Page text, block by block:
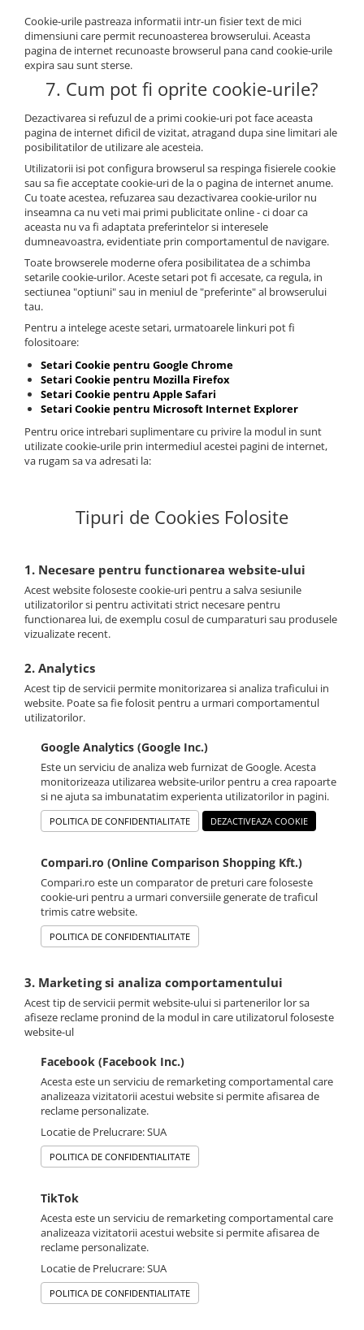
Cookie-urile pastreaza informatii intr-un fisier text de mici
dimensiuni care permit recunoasterea browserului. Aceasta
pagina de internet recunoaste browserul pana cand cookie-urile
expira sau sunt sterse.
7. Cum pot fi oprite cookie-urile?
Dezactivarea si refuzul de a primi cookie-uri pot face aceasta
pagina de internet dificil de vizitat, atragand dupa sine limitari ale
posibilitatilor de utilizare ale acesteia.
Utilizatorii isi pot configura browserul sa respinga fisierele cookie
sau sa fie acceptate cookie-uri de la o pagina de internet anume.
Cu toate acestea, refuzarea sau dezactivarea cookie-urilor nu
inseamna ca nu veti mai primi publicitate online - ci doar ca
aceasta nu va fi adaptata preferintelor si interesele
dumneavoastra, evidentiate prin comportamentul de navigare.
Toate browserele moderne ofera posibilitatea de a schimba
setarile cookie-urilor. Aceste setari pot fi accesate, ca regula, in
sectiunea "optiuni" sau in meniul de "preferinte" al browserului
tau.
Pentru a intelege aceste setari, urmatoarele linkuri pot fi
folositoare:
Setari Cookie pentru Google Chrome
Setari Cookie pentru Mozilla Firefox
Setari Cookie pentru Apple Safari
Setari Cookie pentru Microsoft Internet Explorer
Pentru orice intrebari suplimentare cu privire la modul in sunt
utilizate cookie-urile prin intermediul acestei pagini de internet,
va rugam sa va adresati la:
Tipuri de Cookies Folosite
1. Necesare pentru functionarea website-ului
Acest website foloseste cookie-uri pentru a salva sesiunile
utilizatorilor si pentru activitati strict necesare pentru
functionarea lui, de exemplu cosul de cumparaturi sau produsele
vizualizate recent.
2. Analytics
Acest tip de servicii permite monitorizarea si analiza traficului in
website. Poate sa fie folosit pentru a urmari comportamentul
utilizatorilor.
Google Analytics (Google Inc.)
Este un serviciu de analiza web furnizat de Google. Acesta
monitorizeaza utilizarea website-urilor pentru a crea rapoarte
si ne ajuta sa imbunatatim experienta utilizatorilor in pagini.
POLITICA DE CONFIDENTIALITATE DEZACTIVEAZA COOKIE
Compari.ro (Online Comparison Shopping Kft.)
Compari.ro este un comparator de preturi care foloseste
cookie-uri pentru a urmari conversiile generate de traficul
trimis catre website.
POLITICA DE CONFIDENTIALITATE
3. Marketing si analiza comportamentului
Acest tip de servicii permit website-ului si partenerilor lor sa
afiseze reclame pronind de la modul in care utilizatorul foloseste
website-ul
Facebook (Facebook Inc.)
Acesta este un serviciu de remarketing comportamental care
analizeaza vizitatorii acestui website si permite afisarea de
reclame personalizate.
Locatie de Prelucrare: SUA
POLITICA DE CONFIDENTIALITATE
TikTok
Acesta este un serviciu de remarketing comportamental care
analizeaza vizitatorii acestui website si permite afisarea de
reclame personalizate.
Locatie de Prelucrare: SUA
POLITICA DE CONFIDENTIALITATE